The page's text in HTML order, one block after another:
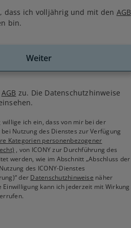
dass ich volljährig und mit den AGB
bin.
Weiter
AGB zu. Die Datenschutzhinweise
willige ich ein, dass von mir bei der
Nutzung des Dienstes zur Verfügung
Kategorien personenbezogener
, von ICONY zur Durchführung des
werden, wie im Abschnitt „Abschluss der
des ICONY-Dienstes
der Datenschutzhinweise näher
Einwilligung kann ich jederzeit mit Wirkung